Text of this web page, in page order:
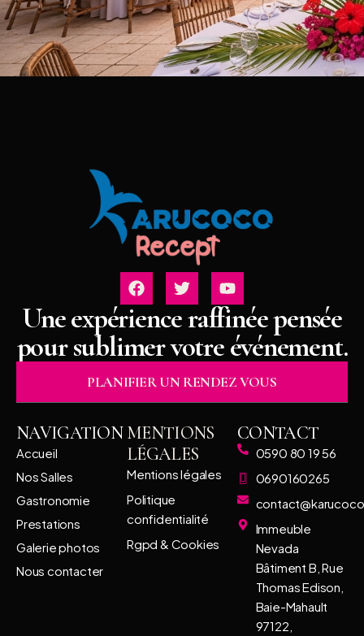
Une expérience raffinée pensée
pour sublimer votre événement.
PLANIFIER UN RENDEZ VOUS
NAVIGATION
Accueil
Nos Salles
Gastronomie
Prestations
Galerie photos
Nous contacter
MENTIONS
LÉGALES
Mentions légales
Politique
confidentialité
Rgpd & Cookies
CONTACT
0590 80 19 56
0690160265
Immeuble
Nevada
Bâtiment B, Rue
Thomas Edison,
Baie-Mahault
97122,